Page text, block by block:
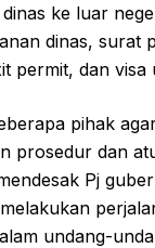
ke luar
dinas, surat
permit, dan
pihak
prosedur dan
Pj
undang-